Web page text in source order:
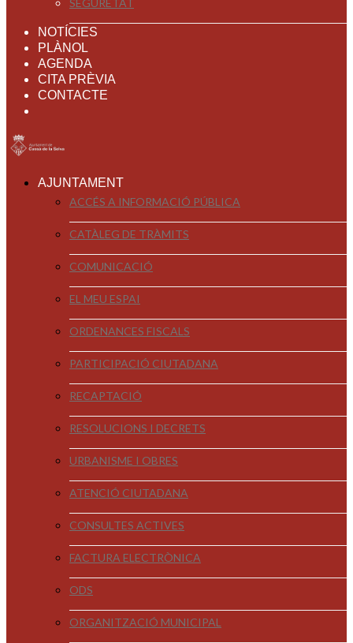
SEGURETAT
NOTÍCIES
PLÀNOL
AGENDA
CITA PRÈVIA
CONTACTE
AJUNTAMENT
ACCÉS A INFORMACIÓ PÚBLICA
CATÀLEG DE TRÀMITS
COMUNICACIÓ
EL MEU ESPAI
ORDENANCES FISCALS
PARTICIPACIÓ CIUTADANA
RECAPTACIÓ
RESOLUCIONS I DECRETS
URBANISME I OBRES
ATENCIÓ CIUTADANA
CONSULTES ACTIVES
FACTURA ELECTRÒNICA
ODS
ORGANITZACIÓ MUNICIPAL